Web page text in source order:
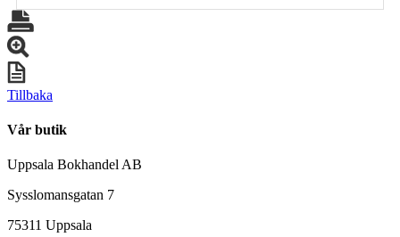
Tillbaka
Vår butik
Uppsala Bokhandel AB
Sysslomansgatan 7
75311 Uppsala